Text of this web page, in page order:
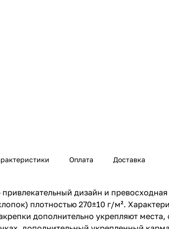
Оплата Доставка
дизайн и
плотностью 270±10 г/м².
дополнительно укрепляют